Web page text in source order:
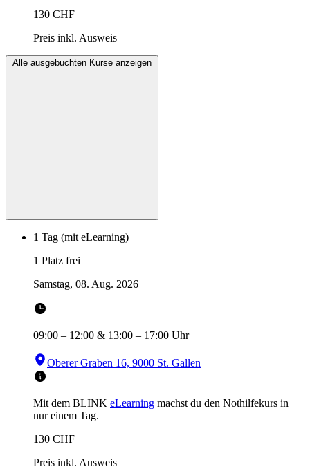
130 CHF
Preis inkl. Ausweis
Alle ausgebuchten Kurse anzeigen
1 Tag (mit eLearning)
1 Platz frei
Samstag, 08. Aug. 2026
09:00 – 12:00 & 13:00 – 17:00 Uhr
Oberer Graben 16, 9000 St. Gallen
Mit dem BLINK eLearning machst du den Nothilfekurs in
nur einem Tag.
130 CHF
Preis inkl. Ausweis